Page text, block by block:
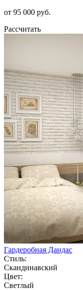
от 95 000 руб.
Рассчитать
Гардеробная Дандас
Стиль:
Скандинавский
Цвет:
Светлый